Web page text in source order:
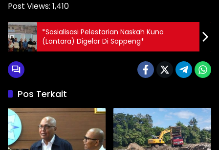
Post Views: 1,410
*Sosialisasi Pelestarian Naskah Kuno
(Lontara) Digelar Di Soppeng*
Pos Terkait